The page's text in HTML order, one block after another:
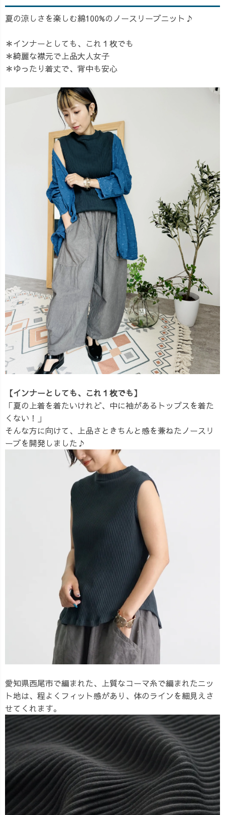
夏の涼しさを楽しむ綿100%のノースリーブニット♪
＊インナーとしても、これ１枚でも
＊綺麗な襟元で上品大人女子
＊ゆったり着丈で、背中も安心
【インナーとしても、これ１枚でも】
「夏の上着を着たいけれど、中に袖があるトップスを着た
くない！」
そんな方に向けて、上品さときちんと感を兼ねたノースリ
ーブを開発しました♪
愛知県西尾市で編まれた、上質なコーマ糸で編まれたニッ
ト地は、程よくフィット感があり、体のラインを細見えさ
せてくれます。